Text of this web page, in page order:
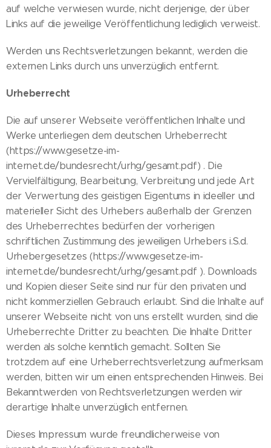
auf welche verwiesen wurde, nicht derjenige, der über
Links auf die jeweilige Veröffentlichung lediglich verweist.
Werden uns Rechtsverletzungen bekannt, werden die
externen Links durch uns unverzüglich entfernt.
Urheberrecht
Die auf unserer Webseite veröffentlichen Inhalte und
Werke unterliegen dem deutschen Urheberrecht
(https://www.gesetze-im-
internet.de/bundesrecht/urhg/gesamt.pdf) . Die
Vervielfältigung, Bearbeitung, Verbreitung und jede Art
der Verwertung des geistigen Eigentums in ideeller und
materieller Sicht des Urhebers außerhalb der Grenzen
des Urheberrechtes bedürfen der vorherigen
schriftlichen Zustimmung des jeweiligen Urhebers i.S.d.
Urhebergesetzes (https://www.gesetze-im-
internet.de/bundesrecht/urhg/gesamt.pdf ). Downloads
und Kopien dieser Seite sind nur für den privaten und
nicht kommerziellen Gebrauch erlaubt. Sind die Inhalte auf
unserer Webseite nicht von uns erstellt wurden, sind die
Urheberrechte Dritter zu beachten. Die Inhalte Dritter
werden als solche kenntlich gemacht. Sollten Sie
trotzdem auf eine Urheberrechtsverletzung aufmerksam
werden, bitten wir um einen entsprechenden Hinweis. Bei
Bekanntwerden von Rechtsverletzungen werden wir
derartige Inhalte unverzüglich entfernen.
Dieses Impressum wurde freundlicherweise von